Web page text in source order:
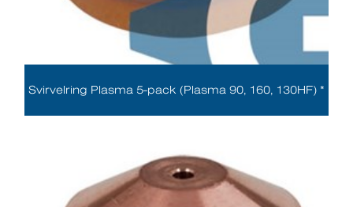
Svirvelring Plasma 5-pack (Plasma 90, 160, 130HF) *